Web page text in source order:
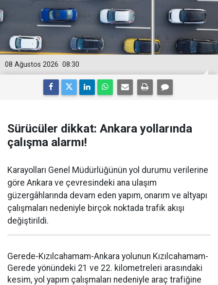
08:30
08 Ağustos 2026
Sürücüler dikkat: Ankara yollarında
çalışma alarmı!
Karayolları Genel Müdürlüğünün yol durumu verilerine
göre Ankara ve çevresindeki ana ulaşım
güzergâhlarında devam eden yapım, onarım ve altyapı
çalışmaları nedeniyle birçok noktada trafik akışı
değiştirildi.
Gerede-Kızılcahamam-Ankara yolunun Kızılcahamam-
Gerede yönündeki 21 ve 22. kilometreleri arasındaki
kesim, yol yapım çalışmaları nedeniyle araç trafiğine